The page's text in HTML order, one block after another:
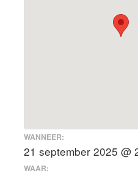
WANNEER:
21 september 2025 @
WAAR: